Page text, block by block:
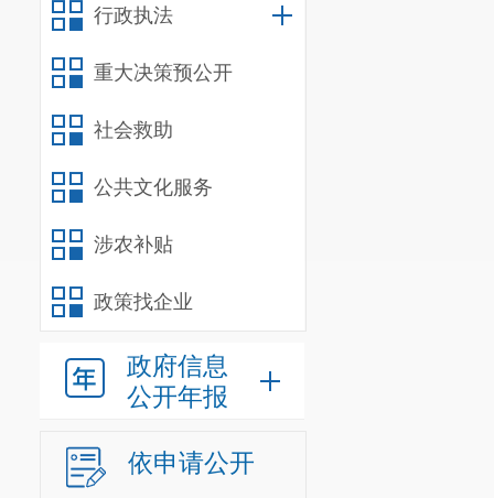
行政执法
重大决策预公开
社会救助
公共文化服务
涉农补贴
政策找企业
政府信息
公开年报
依申请公开